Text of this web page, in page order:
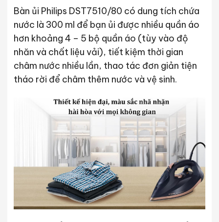
Bàn ủi Philips DST7510/80 có dung tích chứa
nước là 300 ml để bạn ủi được nhiều quần áo
hơn khoảng 4 – 5 bộ quần áo (tùy vào độ
nhăn và chất liệu vải), tiết kiệm thời gian
châm nước nhiều lần, thao tác đơn giản tiện
tháo rời để châm thêm nước và vệ sinh.